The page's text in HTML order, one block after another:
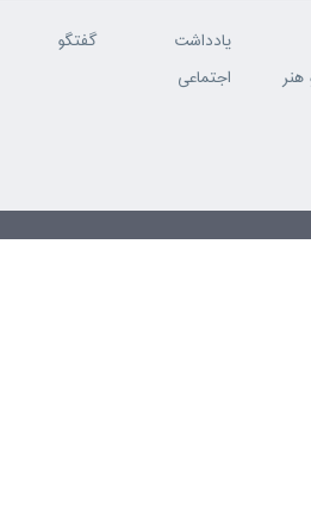
یادداشت گفتگو
اجتماعی